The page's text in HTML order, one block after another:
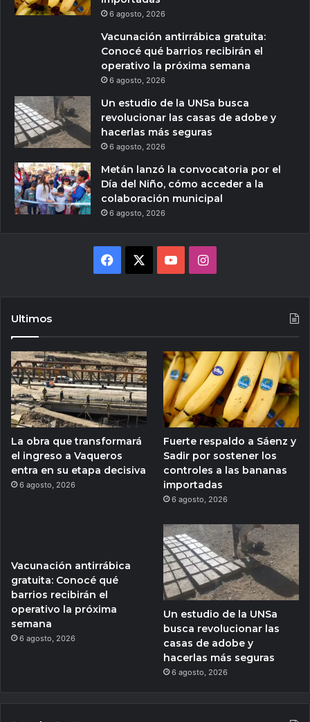
6 agosto, 2026
Vacunación antirrábica gratuita:
Conocé qué barrios recibirán el
operativo la próxima semana
6 agosto, 2026
Un estudio de la UNSa busca
revolucionar las casas de adobe y
hacerlas más seguras
6 agosto, 2026
Metán lanzó la convocatoria por el
Día del Niño, cómo acceder a la
colaboración municipal
6 agosto, 2026
Facebook YouTubeInstagram
Ultimos
La obra que transformará
el ingreso a Vaqueros
entra en su etapa decisiva
6 agosto, 2026
Fuerte respaldo a Sáenz y
Sadir por sostener los
controles a las bananas
importadas
6 agosto, 2026
Vacunación antirrábica
gratuita: Conocé qué
barrios recibirán el
operativo la próxima
semana
6 agosto, 2026
Un estudio de la UNSa
busca revolucionar las
casas de adobe y
hacerlas más seguras
6 agosto, 2026